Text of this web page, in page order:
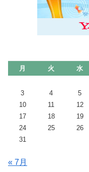
月 火 水
3
4 5
10
11 12
17
18 19
24
25 26
31
« 7月